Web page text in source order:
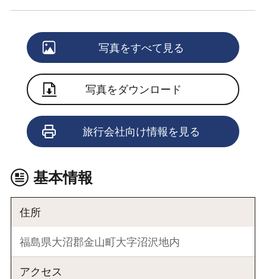
写真をすべて見る
写真をダウンロード
旅行会社向け情報を見る
基本情報
住所
福島県大沼郡金山町大字沼沢地内
アクセス